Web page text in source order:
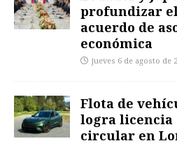
profundizar
acuerdo de
económica
jueves 6 de agosto de
Flota de
logra licencia
circular en